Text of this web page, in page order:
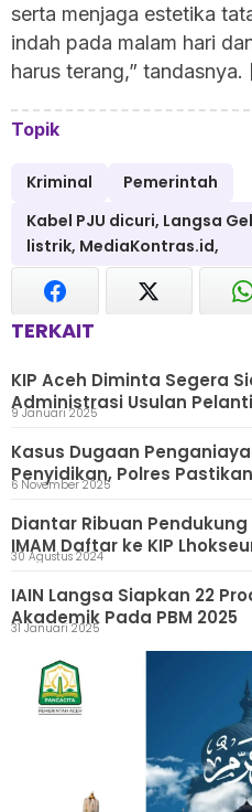
serta menjaga estetika
indah pada malam hari
harus terang,” tandasnya.
Topik
Kriminal
Pemerintah
Kabel PJU dicuri, Langsa
listrik, MediaKontras.id,
TERKAIT
KIP Aceh Diminta Segera
Administrasi Usulan
9 Januari 2025
Kasus Dugaan
Penyidikan, Polres
6 November 2025
Diantar Ribuan
IMAM Daftar ke KIP
30 Agustus 2024
IAIN Langsa Siapkan 22
Akademik Pada PBM 2025
31 Januari 2025